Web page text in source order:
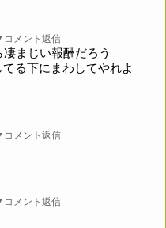
メント返信
まじい報酬だろう
る下にまわしてやれよ
メント返信
メント返信